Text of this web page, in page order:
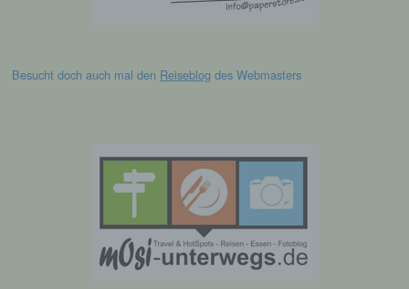
Besucht doch auch mal den Reiseblog des Webmasters
offengelegt werden, unabhängig davon, ob
es sich bei ihr um einen Dritten handelt oder
nicht. Behörden, die im Rahmen eines
bestimmten Untersuchungsauftrags nach
dem Unionsrecht oder dem Recht der
Mitgliedstaaten möglicherweise
personenbezogene Daten erhalten, gelten
jedoch nicht als Empfänger.